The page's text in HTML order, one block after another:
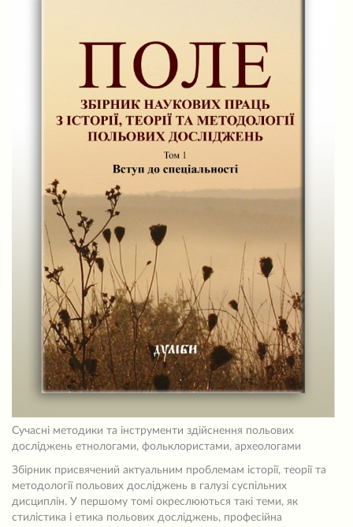
Сучасні методики та інструменти здійснення польових
досліджень етнологами, фольклористами, археологами
Збірник присвячений актуальним проблемам історії, теорії та
мeтодології польових досліджень в галузі суспільних
дисциплін. У першому томі окреслюються такі теми, як
стилістика і етика польових досліджень, професійна